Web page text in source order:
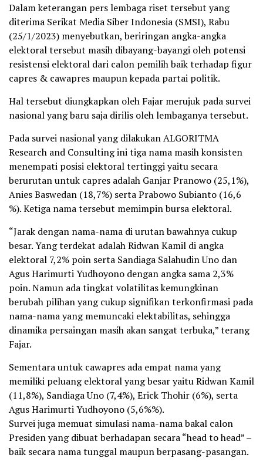
Dalam keterangan pers lembaga riset tersebut yang
diterima Serikat Media Siber Indonesia (SMSI), Rabu
(25/1/2023) menyebutkan, beriringan angka-angka
elektoral tersebut masih dibayang-bayangi oleh potensi
resistensi elektoral dari calon pemilih baik terhadap figur
capres & cawapres maupun kepada partai politik.
Hal tersebut diungkapkan oleh Fajar merujuk pada survei
nasional yang baru saja dirilis oleh lembaganya tersebut.
Pada survei nasional yang dilakukan ALGORITMA
Research and Consulting ini tiga nama masih konsisten
menempati posisi elektoral tertinggi yaitu secara
berurutan untuk capres adalah Ganjar Pranowo (25,1%),
Anies Baswedan (18,7%) serta Prabowo Subianto (16,6
%). Ketiga nama tersebut memimpin bursa elektoral.
“Jarak dengan nama-nama di urutan bawahnya cukup
besar. Yang terdekat adalah Ridwan Kamil di angka
elektoral 7,2% poin serta Sandiaga Salahudin Uno dan
Agus Harimurti Yudhoyono dengan angka sama 2,3%
poin. Namun ada tingkat volatilitas kemungkinan
berubah pilihan yang cukup signifikan terkonfirmasi pada
nama-nama yang memuncaki elektabilitas, sehingga
dinamika persaingan masih akan sangat terbuka,” terang
Fajar.
Sementara untuk cawapres ada empat nama yang
memiliki peluang elektoral yang besar yaitu Ridwan Kamil
(11,8%), Sandiaga Uno (7,4%), Erick Thohir (6%), serta
Agus Harimurti Yudhoyono (5,6%%).
Survei juga memuat simulasi nama-nama bakal calon
Presiden yang dibuat berhadapan secara “head to head” –
baik secara nama tunggal maupun berpasang-pasangan.